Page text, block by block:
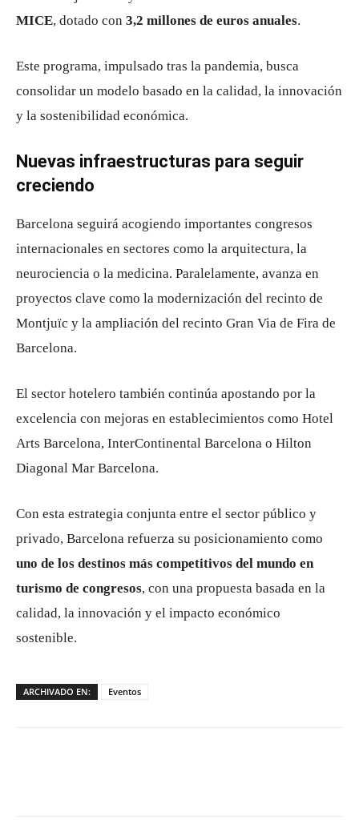
MICE, dotado con 3,2 millones de euros anuales.
Este programa, impulsado tras la pandemia, busca
consolidar un modelo basado en la calidad, la innovación
y la sostenibilidad económica.
Nuevas infraestructuras para seguir
creciendo
Barcelona seguirá acogiendo importantes congresos
internacionales en sectores como la arquitectura, la
neurociencia o la medicina. Paralelamente, avanza en
proyectos clave como la modernización del recinto de
Montjuïc y la ampliación del recinto Gran Via de Fira de
Barcelona.
El sector hotelero también continúa apostando por la
excelencia con mejoras en establecimientos como Hotel
Arts Barcelona, InterContinental Barcelona o Hilton
Diagonal Mar Barcelona.
Con esta estrategia conjunta entre el sector público y
privado, Barcelona refuerza su posicionamiento como
uno de los destinos más competitivos del mundo en
turismo de congresos, con una propuesta basada en la
calidad, la innovación y el impacto económico
sostenible.
ARCHIVADO EN: Eventos